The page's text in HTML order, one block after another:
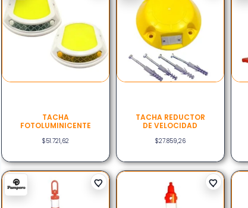
TACHA
FOTOLUMINICENTE
$51.721,62
TACHA REDUCTOR
DE VELOCIDAD
$27.859,26